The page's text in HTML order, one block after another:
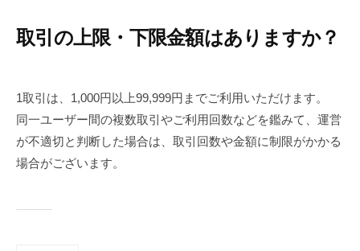
取引の上限・下限金額はありますか？
1取引は、1,000円以上99,999円までご利用いただけます。
同一ユーザー間の複数取引やご利用回数などを鑑みて、運営
が不適切と判断した場合は、取引回数や金額に制限がかかる
場合がございます。